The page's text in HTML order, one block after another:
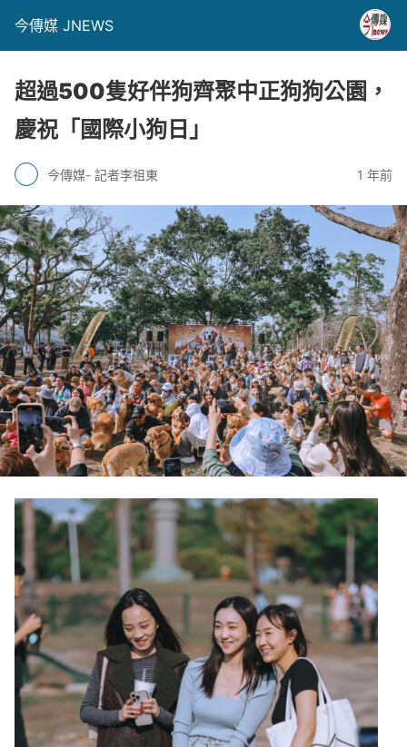
今傳媒 JNEWS
超過500隻好伴狗齊聚中正狗狗公園，
慶祝「國際小狗日」
今傳媒- 記者李祖東 1 年前